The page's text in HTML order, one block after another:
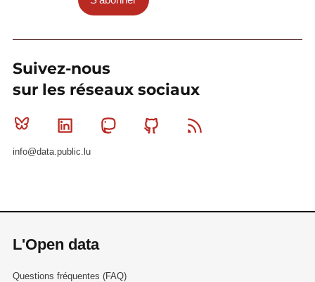
Suivez-nous
sur les réseaux sociaux
Bluesky Linkedin MastodonGithub
info@data.public.lu
L'Open data
Questions fréquentes (FAQ)